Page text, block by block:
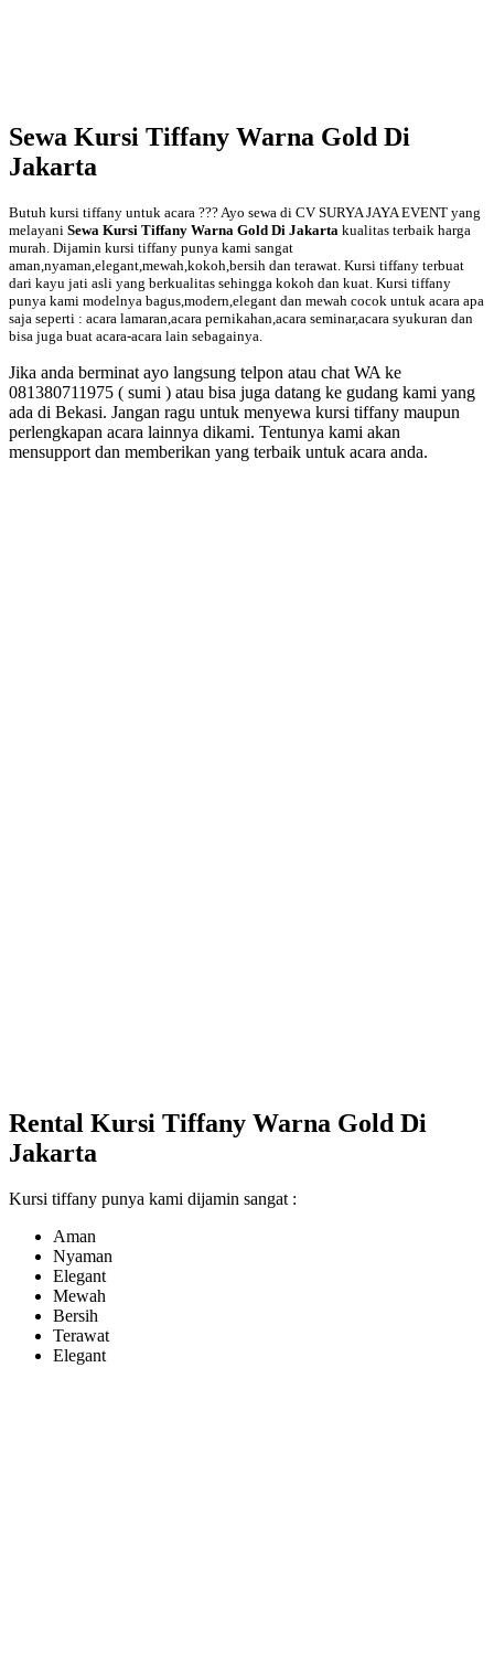
Sewa Kursi Tiffany Warna Gold Di
Jakarta
Butuh kursi tiffany untuk acara ??? Ayo sewa di CV SURYA JAYA EVENT yang
melayani Sewa Kursi Tiffany Warna Gold Di Jakarta kualitas terbaik harga
murah. Dijamin kursi tiffany punya kami sangat
aman,nyaman,elegant,mewah,kokoh,bersih dan terawat. Kursi tiffany terbuat
dari kayu jati asli yang berkualitas sehingga kokoh dan kuat. Kursi tiffany
punya kami modelnya bagus,modern,elegant dan mewah cocok untuk acara apa
saja seperti : acara lamaran,acara pernikahan,acara seminar,acara syukuran dan
bisa juga buat acara-acara lain sebagainya.
Jika anda berminat ayo langsung telpon atau chat WA ke
081380711975 ( sumi ) atau bisa juga datang ke gudang kami yang
ada di Bekasi. Jangan ragu untuk menyewa kursi tiffany maupun
perlengkapan acara lainnya dikami. Tentunya kami akan
mensupport dan memberikan yang terbaik untuk acara anda.
Rental Kursi Tiffany Warna Gold Di
Jakarta
Kursi tiffany punya kami dijamin sangat :
Aman
Nyaman
Elegant
Mewah
Bersih
Terawat
Elegant